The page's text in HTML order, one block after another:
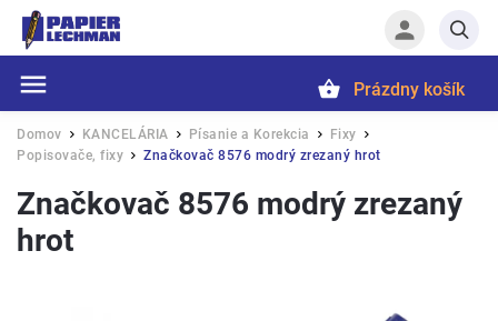
Hľadať
Prázdny košík
Domov / KANCELÁRIA / Písanie a Korekcia / Fixy /
Popisovače, fixy / Značkovač 8576 modrý zrezaný hrot
Značkovač 8576 modrý zrezaný
hrot